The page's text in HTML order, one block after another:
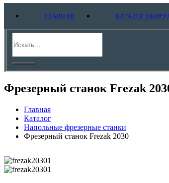
ГЛАВНАЯ КАТАЛОГ
Фрезерный станок Frezak
Главная
Каталог
Напольные фрезерные станки
Фрезерный станок Frezak 2030